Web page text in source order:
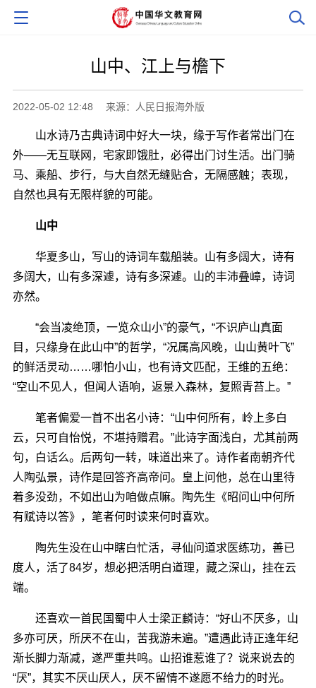
山中、江上与檐下
2022-05-02 12:48 来源：人民日报海外版
山水诗乃古典诗词中好大一块，缘于写作者常出门在
外――无互联网，宅家即饿肚，必得出门讨生活。出门骑
马、乘船、步行，与大自然无缝贴合，无隔感触；表现，
自然也具有无限样貌的可能。
山中
华夏多山，写山的诗词车载船装。山有多阔大，诗有
多阔大，山有多深遽，诗有多深遽。山的丰沛叠嶂，诗词
亦然。
“会当凌绝顶，一览众山小”的豪气，“不识庐山真面
目，只缘身在此山中”的哲学，“况属高风晚，山山黄叶飞”
的鲜活灵动……哪怕小山，也有诗文匹配，王维的五绝：
“空山不见人，但闻人语响，返景入森林，复照青苔上。”
笔者偏爱一首不出名小诗：“山中何所有，岭上多白
云，只可自怡悦，不堪持赠君。”此诗字面浅白，尤其前两
句，白话么。后两句一转，味道出来了。诗作者南朝齐代
人陶弘景，诗作是回答齐高帝问。皇上问他，总在山里待
着多没劲，不如出山为咱做点嘛。陶先生《昭问山中何所
有赋诗以答》，笔者何时读来何时喜欢。
陶先生没在山中瞎白忙活，寻仙问道求医练功，善已
度人，活了84岁，想必把活明白道理，藏之深山，挂在云
端。
还喜欢一首民国蜀中人士梁正麟诗：“好山不厌多，山
多亦可厌，所厌不在山，苦我游未遍。”遭遇此诗正逢年纪
渐长脚力渐减，遂严重共鸣。山招谁惹谁了？说来说去的
“厌”，其实不厌山厌人，厌不留情不遂愿不给力的时光。